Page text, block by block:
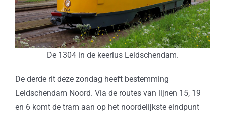
De 1304 in de keerlus Leidschendam.
De derde rit deze zondag heeft bestemming
Leidschendam Noord. Via de routes van lijnen 15, 19
en 6 komt de tram aan op het noordelijkste eindpunt